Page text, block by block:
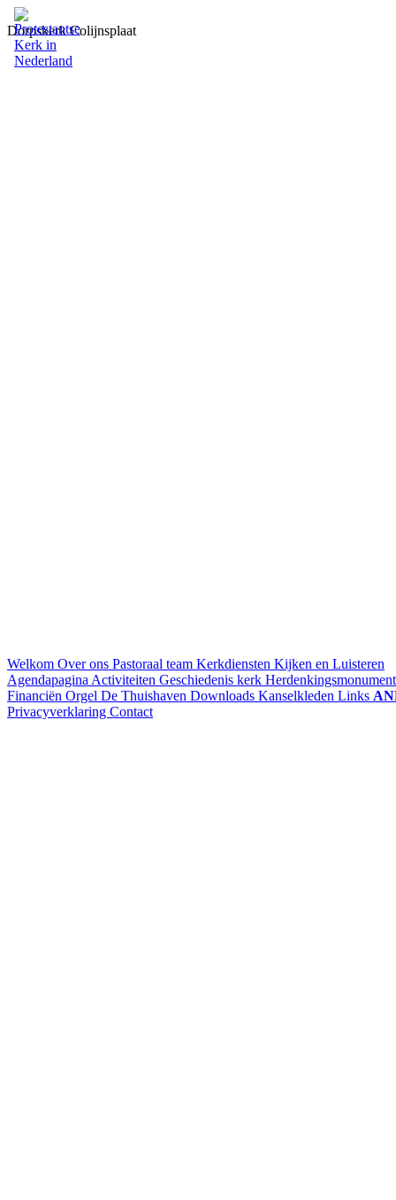
Dorpskerk Colijnsplaat
Welkom Over ons Pastoraal team Kerkdiensten Kijken en Luisteren
Agendapagina Activiteiten Geschiedenis kerk Herdenkingsmonument
Financiën Orgel De Thuishaven Downloads Kanselkleden Links
Privacyverklaring Contact